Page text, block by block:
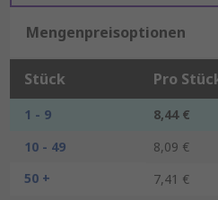
Mengenpreisoptionen
Stück Pro
1 - 9
8,44 €
10 - 49
8,09 €
50 +
7,41 €